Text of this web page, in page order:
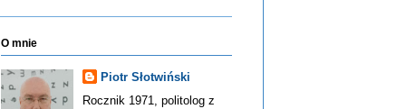
O mnie
Piotr Słotwiński
Rocznik 1971, politolog z